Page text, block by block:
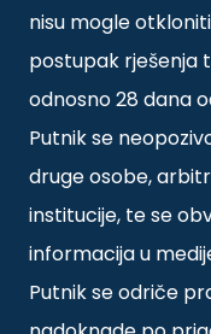
nisu mogle
postupak rješenja
odnosno 28 dana
Putnik se
druge osobe,
institucije, te se
informacija u
Putnik se odriče